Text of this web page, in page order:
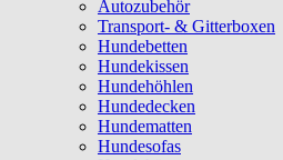
Autozubehör
Transport- & Gitterboxen
Hundebetten
Hundekissen
Hundehöhlen
Hundedecken
Hundematten
Hundesofas